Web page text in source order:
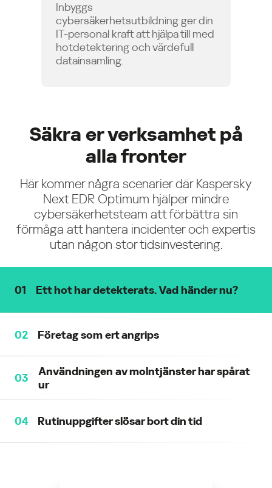
Inbyggs
cybersäkerhetsutbildning ger din
IT-personal kraft att hjälpa till med
hotdetektering och värdefull
datainsamling.
Säkra er verksamhet på
alla fronter
Här kommer några scenarier där Kaspersky
Next EDR Optimum hjälper mindre
cybersäkerhetsteam att förbättra sin
förmåga att hantera incidenter och expertis
utan någon stor tidsinvestering.
01 Ett hot har detekterats. Vad händer nu?
Följ stegen som tillhandahålls på varningskortet för
att identifiera rotorsaken, isolera värden och
förhindra att filen exekveras på nytt.
02 Företag som ert angrips
Hämta hashtaggen för den skadliga filen som hör
samman med angreppet från securelist.com (eller
annan källa), kör sedan en IoC-genomsökning
hitta dolda hot.
03
Användningen av molntjänster har spårat
ur
Identifiera vilka molntjänster som används och
blockera ej auktoriserade appar för att kontrollera
skugg-IT. Hitta känsliga data som lagras i Microsoft
04 Rutinuppgifter slösar bort din tid